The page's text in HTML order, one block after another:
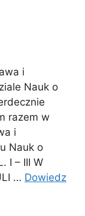
i
Nauk o
razem w
i
Nauk o
I – III W
… Dowiedz